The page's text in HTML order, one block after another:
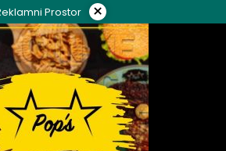
Prostor ×